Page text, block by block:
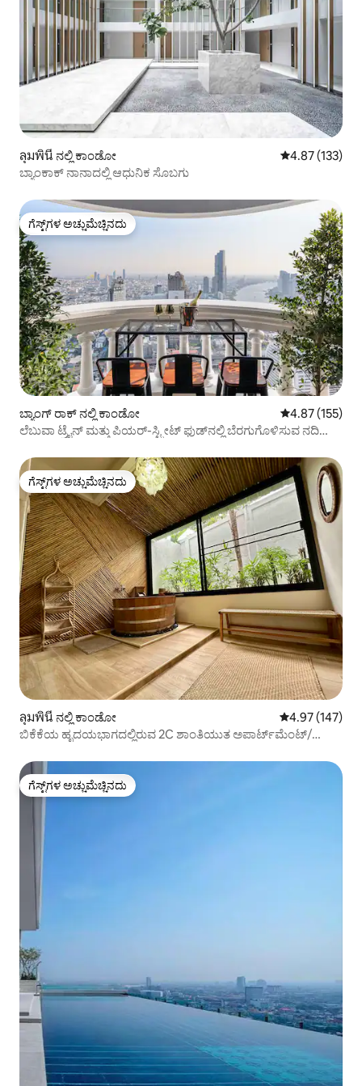
ลุมพินี ನಲ್ಲಿ ಕಾಂಡೋ 5 ರಲ್ಲಿ 4.87
4.87 (133)
ಬ್ಯಾಂಕಾಕ್ ನಾನಾದಲ್ಲಿ ಆಧುನಿಕ ಸೊಬಗು
ಗೆಸ್ಟ್‌ಗಳ ಅಚ್ಚುಮೆಚ್ಚಿನದು
ಗೆಸ್ಟ್‌ಗಳ ಅಚ್ಚುಮೆಚ್ಚಿನದು
ಬ್ಯಾಂಗ್ ರಾಕ್ ನಲ್ಲಿ ಕಾಂಡೋ 5 ರಲ್ಲಿ 4.87
4.87 (155)
ಲೆಬುವಾ ಟ್ರೈನ್ ಮತ್ತು ಪಿಯರ್-ಸ್ಟ್ರೀಟ್ ಫುಡ್‌ನಲ್ಲಿ ಬೆರಗುಗೊಳಿಸುವ ನದಿಯ
ಗೆಸ್ಟ್‌ಗಳ ಅಚ್ಚುಮೆಚ್ಚಿನದು
ಗೆಸ್ಟ್‌ಗಳ ಅಚ್ಚುಮೆಚ್ಚಿನದು
ลุมพินี ನಲ್ಲಿ ಕಾಂಡೋ 5 ರಲ್ಲಿ 4.97
4.97 (147)
ಬಿಕೆಕೆಯ ಹೃದಯಭಾಗದಲ್ಲಿರುವ 2C ಶಾಂತಿಯುತ ಅಪಾರ್ಟ್‌ಮೆಂಟ್/
ಗೆಸ್ಟ್‌ಗಳ ಅಚ್ಚುಮೆಚ್ಚಿನದು
ಗೆಸ್ಟ್‌ಗಳ ಅಚ್ಚುಮೆಚ್ಚಿನದು